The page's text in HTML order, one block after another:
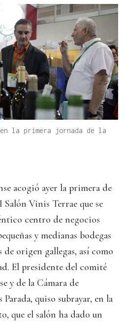
la primera jornada de la
acogió ayer la primera de
Vinis Terrae que se
centro de negocios
y medianas bodegas
origen gallegas, así como
El presidente del comité
y de la Cámara de
quiso subrayar, en la
que el salón ha dado un